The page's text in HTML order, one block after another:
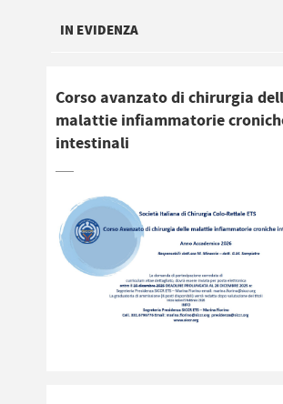
IN EVIDENZA
Corso avanzato di chirurgia
malattie infiammatorie
intestinali